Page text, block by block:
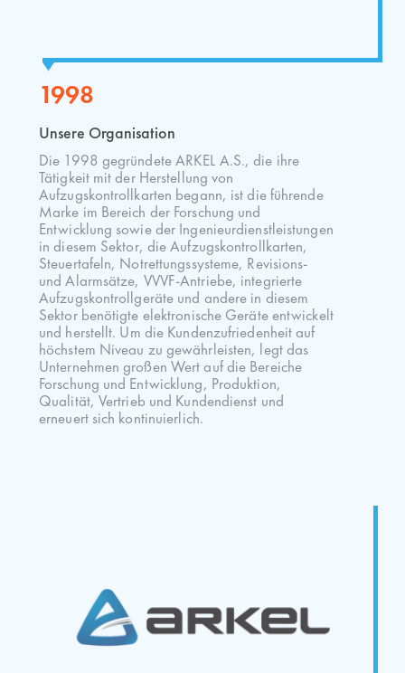
1998
Unsere Organisation
Die 1998 gegründete ARKEL A.S., die ihre
Tätigkeit mit der Herstellung von
Aufzugskontrollkarten begann, ist die führende
Marke im Bereich der Forschung und
Entwicklung sowie der Ingenieurdienstleistungen
in diesem Sektor, die Aufzugskontrollkarten,
Steuertafeln, Notrettungssysteme, Revisions-
und Alarmsätze, VVVF-Antriebe, integrierte
Aufzugskontrollgeräte und andere in diesem
Sektor benötigte elektronische Geräte entwickelt
und herstellt. Um die Kundenzufriedenheit auf
höchstem Niveau zu gewährleisten, legt das
Unternehmen großen Wert auf die Bereiche
Forschung und Entwicklung, Produktion,
Qualität, Vertrieb und Kundendienst und
erneuert sich kontinuierlich.